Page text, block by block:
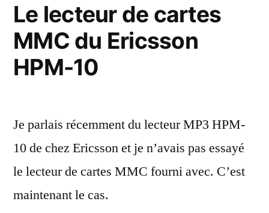
Le lecteur de cartes
MMC du Ericsson
HPM-10
Je parlais récemment du lecteur MP3 HPM-
10 de chez Ericsson et je n’avais pas essayé
le lecteur de cartes MMC fourni avec. C’est
maintenant le cas.